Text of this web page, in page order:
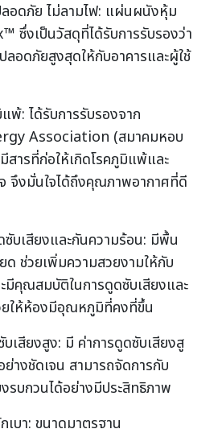
ดภัย ไม่ลามไฟ: แผ่นผนังหุ้ม
ซึ่งเป็นวัสดุที่ได้รับการรับรองว่า
ลอดภัยสูงสุดให้กับอาคารและผู้ใช้
พ้: ได้รับการรับรองจาก
Association (สมาคมหอบ
สารที่ก่อให้เกิดโรคภูมิแพ้และ
จึงมั่นใจได้ถึงคุณภาพอากาศที่ดี
บเสียงและกันความร้อน: มีพื้น
ด ช่วยเพิ่มความสวยงามให้กับ
คุณสมบัติในการดูดซับเสียงและ
ยให้ห้องมีอุณหภูมิที่คงที่ขึ้น
เสียงสูง: มี ค่าการดูดซับเสียงสู
างชัดเจน สามารถจัดการกับ
รบกวนได้อย่างมีประสิทธิภาพ
บา: ขนาดมาตรฐาน